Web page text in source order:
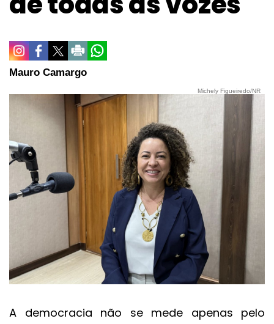
Mauro Camargo
Michely Figueiredo/NR
A democracia não se mede apenas pelo